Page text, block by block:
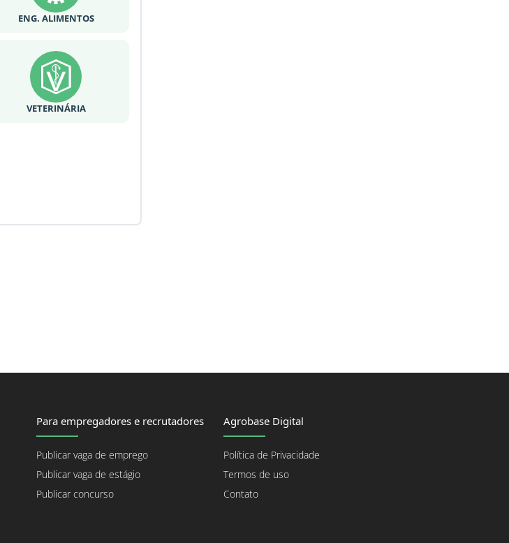
ENG. ALIMENTOS
VETERINÁRIA
Para empregadores e recrutadores
Publicar vaga de emprego
Publicar vaga de estágio
Publicar concurso
Agrobase Digital
Política de Privacidade
Termos de uso
Contato